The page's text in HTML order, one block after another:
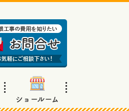
ショールーム